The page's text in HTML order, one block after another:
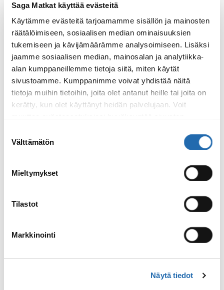
Saga Matkat käyttää evästeitä
Käytämme evästeitä tarjoamamme sisällön ja mainosten
räätälöimiseen, sosiaalisen median ominaisuuksien
tukemiseen ja kävijämäärämme analysoimiseen. Lisäksi
jaamme sosiaalisen median, mainosalan ja analytiikka-
alan kumppaneillemme tietoja siitä, miten käytät
sivustoamme. Kumppanimme voivat yhdistää näitä
tietoja muihin tietoihin, joita olet antanut heille tai joita on
kerätty, kun olet käyttänyt heidän palvelujaan. Voit
valinta
Välttämätön
Mieltymykset
Tilastot
Markkinointi
Näytä tiedot
Tax free
Tulli
Matkatavarat